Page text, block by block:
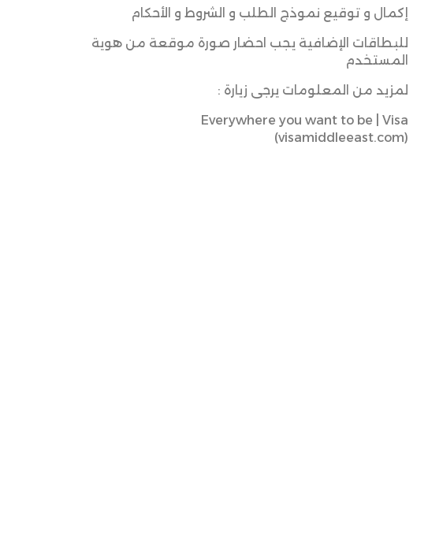
إكمال و توقيع نموذج الطلب و الشروط و الأحكام
للبطاقات الإضافية يجب احضار صورة موقعة من هوية
المستخدم
لمزيد من المعلومات يرجى زيارة :
Everywhere you want to be | Visa
(visamiddleeast.com)